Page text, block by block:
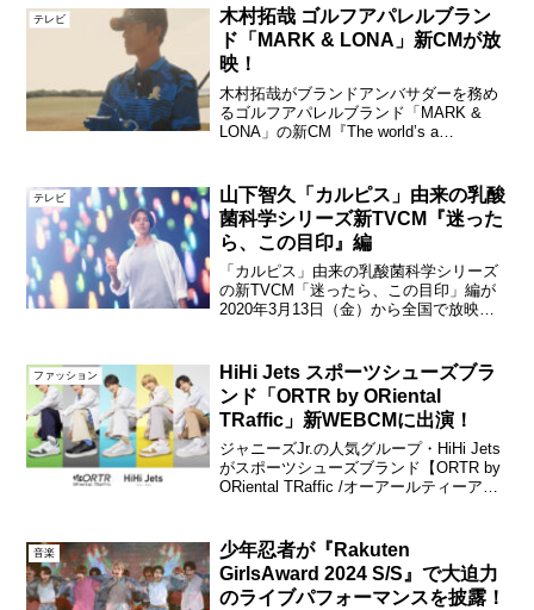
少年忍者／Rakute...
テレビ
木村拓哉 ゴルフアパレルブラン
ド「MARK & LONA」新CMが放
映！
木村拓哉がブランドアンバサダーを務め
るゴルフアパレルブランド「MARK &
LONA」の新CM『The world’s a
ったゴルフアパレルの世界に、独...
テレビ
山下智久「カルピス」由来の乳酸
菌科学シリーズ新TVCM『迷った
ら、この目印』編
「カルピス」由来の乳酸菌科学シリーズ
の新TVCM「迷ったら、この目印」編が
2020年3月13日（金）から全国で放映。
下智久が引き続きイメージキャラクター
として出演する...
ファッション
HiHi Jets スポーツシューズブラ
ンド「ORTR by ORiental
TRaffic」新WEBCMに出演！
ジャニーズJr.の人気グループ・HiHi Jets
がスポーツシューズブランド【ORTR by
ORiental TRaffic /オーアールティーアー
（月）より公開...
音楽
少年忍者が『Rakuten
GirlsAward 2024 S/S』で大迫力
のライブパフォーマンスを披露！